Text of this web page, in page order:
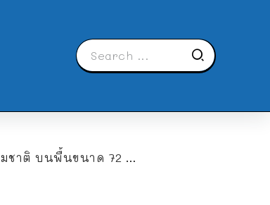
ขนาด 72 ตารางเมตร